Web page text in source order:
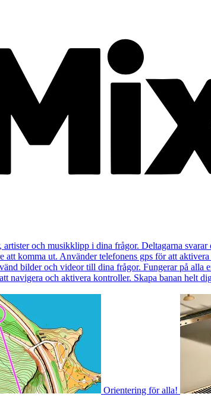
artister och musikklipp i dina frågor. Deltagarna
att komma ut. Använder telefonens gps för att
bilder och videor till dina frågor. Fungerar på alla
navigera och aktivera kontroller. Skapa banan helt
Orientering för alla!